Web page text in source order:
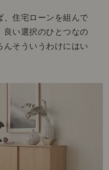
、住宅ローンを組んで
良い選択のひとつなの
んそういうわけにはい